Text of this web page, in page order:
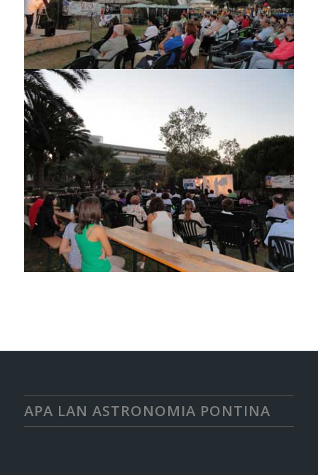
APA LAN ASTRONOMIA PONTINA